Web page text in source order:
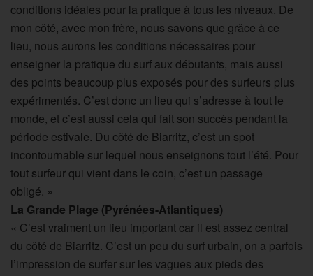
conditions idéales pour la pratique à tous les niveaux. De
mon côté, avec mon frère, nous savons que grâce à ce
lieu, nous aurons les conditions nécessaires pour
enseigner la pratique du surf aux débutants, mais aussi
des points beaucoup plus exposés pour des surfeurs plus
expérimentés. C’est donc un lieu qui s’adresse à tout le
monde, et c’est aussi cela qui fait son succès pendant la
période estivale. Du côté de Biarritz, c’est un spot
incontournable sur lequel nous enseignons tout l’été. Pour
tout surfeur qui vient dans le coin, c’est un passage
obligé. »
La Grande Plage (Pyrénées-Atlantiques)
« C’est vraiment un lieu important car il est assez central
du côté de Biarritz. C’est un peu du surf urbain, on a parfois
l’impression de surfer sur les vagues aux pieds des